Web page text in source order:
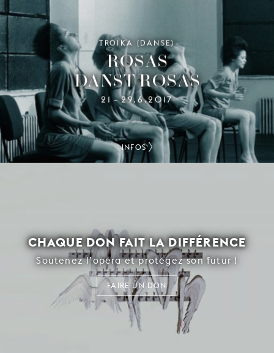
TROIKA (DANSE)
ROSAS
DANST ROSAS
21 –29.6.2017
INFOS
CHAQUE DON FAIT LA DIFFÉRENCE
Soutenez l’opéra et protégez son futur !
FAIRE UN DON